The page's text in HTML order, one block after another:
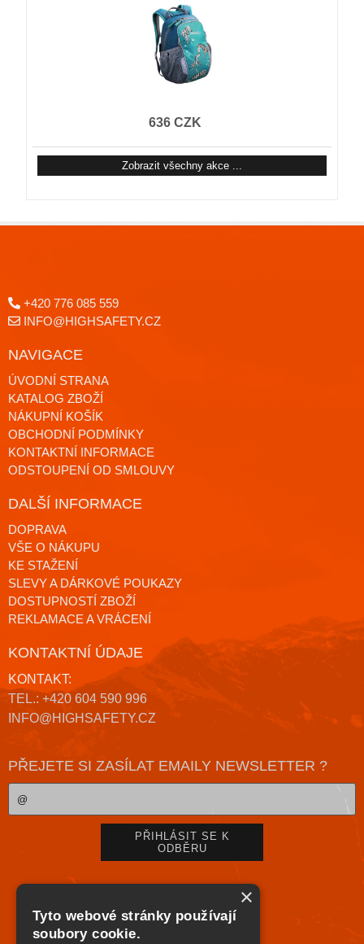
636 CZK
Zobrazit všechny akce ...
+420 776 085 559
INFO@HIGHSAFETY.CZ
NAVIGACE
ÚVODNÍ STRANA
KATALOG ZBOŽÍ
NÁKUPNÍ KOŠÍK
OBCHODNÍ PODMÍNKY
KONTAKTNÍ INFORMACE
ODSTOUPENÍ OD SMLOUVY
DALŠÍ INFORMACE
DOPRAVA
VŠE O NÁKUPU
KE STAŽENÍ
SLEVY A DÁRKOVÉ POUKAZY
DOSTUPNOSTÍ ZBOŽÍ
REKLAMACE A VRÁCENÍ
KONTAKTNÍ ÚDAJE
KONTAKT:
TEL.: +420 604 590 996
INFO@HIGHSAFETY.CZ
PŘEJETE SI ZASÍLAT EMAILY NEWSLETTER ?
×
Tyto webové stránky používají
soubory cookie.